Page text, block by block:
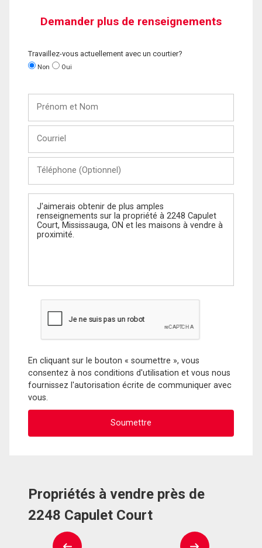
Demander plus de renseignements
Travaillez-vous actuellement avec un courtier?
Non Oui
Nom
(Optionnel)
Message
En cliquant sur le bouton « soumettre », vous
consentez à nos conditions d'utilisation et vous nous
fournissez l'autorisation écrite de communiquer avec
vous.
Propriétés à vendre près de
2248 Capulet Court